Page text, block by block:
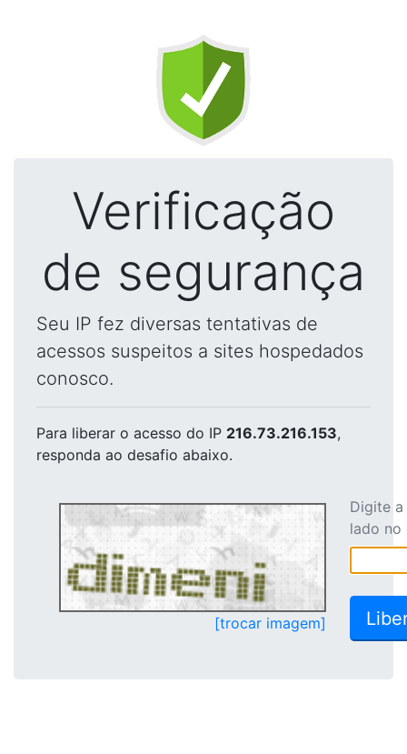
Verificação
de segurança
Seu IP fez diversas tentativas de
acessos suspeitos a sites hospedados
conosco.
Para liberar o acesso do IP 216.73.216.153,
responda ao desafio abaixo.
[trocar imagem]
Digite
lado no